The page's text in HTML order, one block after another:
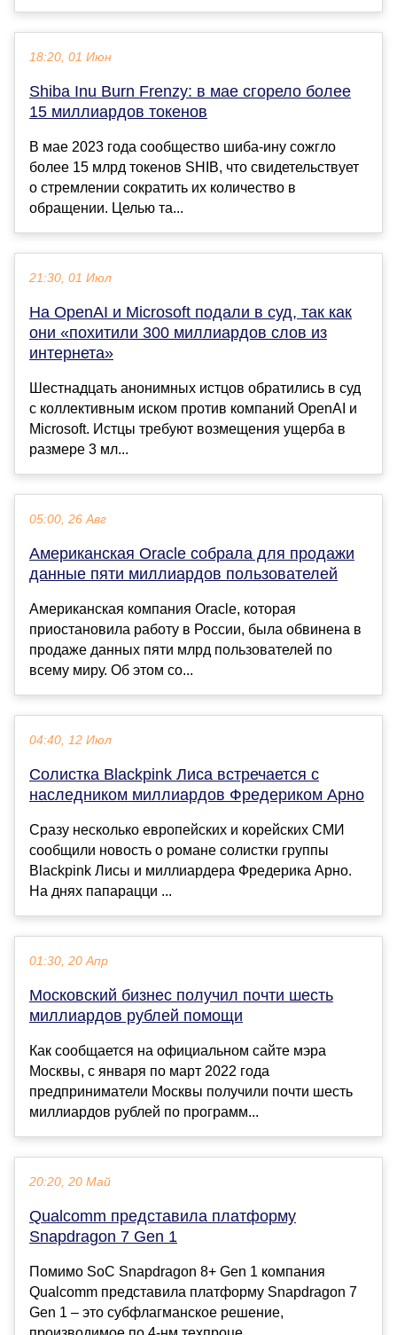
18:20, 01 Июн
Shiba Inu Burn Frenzy: в мае сгорело более
15 миллиардов токенов
В мае 2023 года сообщество шиба-ину сожгло
более 15 млрд токенов SHIB, что свидетельствует
о стремлении сократить их количество в
обращении. Целью та...
21:30, 01 Июл
На OpenAI и Microsoft подали в суд, так как
они «похитили 300 миллиардов слов из
интернета»
Шестнадцать анонимных истцов обратились в суд
с коллективным иском против компаний OpenAI и
Microsoft. Истцы требуют возмещения ущерба в
размере 3 мл...
05:00, 26 Авг
Американская Oracle собрала для продажи
данные пяти миллиардов пользователей
Американская компания Oracle, которая
приостановила работу в России, была обвинена в
продаже данных пяти млрд пользователей по
всему миру. Об этом со...
04:40, 12 Июл
Солистка Blackpink Лиса встречается с
наследником миллиардов Фредериком Арно
Сразу несколько европейских и корейских СМИ
сообщили новость о романе солистки группы
Blackpink Лисы и миллиардера Фредерика Арно.
На днях папарацци ...
01:30, 20 Апр
Московский бизнес получил почти шесть
миллиардов рублей помощи
Как сообщается на официальном сайте мэра
Москвы, с января по март 2022 года
предприниматели Москвы получили почти шесть
миллиардов рублей по программ...
20:20, 20 Май
Qualcomm представила платформу
Snapdragon 7 Gen 1
Помимо SoC Snapdragon 8+ Gen 1 компания
Qualcomm представила платформу Snapdragon 7
Gen 1 – это субфлагманское решение,